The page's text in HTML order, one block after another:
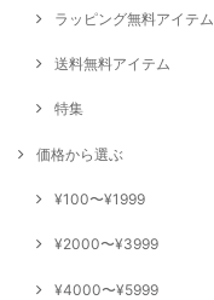
ラッピング無料アイテム
送料無料アイテム
特集
価格から選ぶ
¥100〜¥1999
¥2000〜¥3999
¥4000〜¥5999